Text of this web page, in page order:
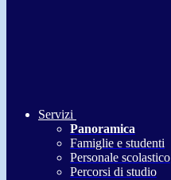
Servizi
Panoramica
Famiglie e studenti
Personale scolastico
Percorsi di studio